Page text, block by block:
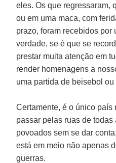
eles. Os que regressaram,
ou em uma maca, com
prazo, foram recebidos por
verdade, se é que se
prestar muita atenção em
render homenagens a
uma partida de beisebol ou
Certamente, é o único
passar pelas ruas de
povoados sem se dar
está em meio não apenas
guerras.